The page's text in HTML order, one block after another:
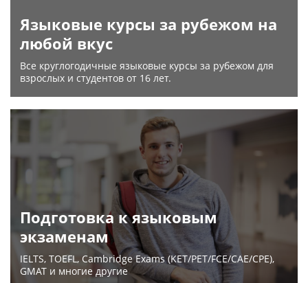
Языковые курсы за рубежом на
любой вкус
Все круглогодичные языковые курсы за рубежом для
взрослых и студентов от 16 лет.
Подготовка к языковым
экзаменам
IELTS, TOEFL, Cambridge Exams (KET/PET/FCE/CAE/CPE),
GMAT и многие другие